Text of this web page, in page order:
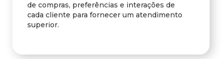
de compras, preferências e interações de
cada cliente para fornecer um atendimento
superior.